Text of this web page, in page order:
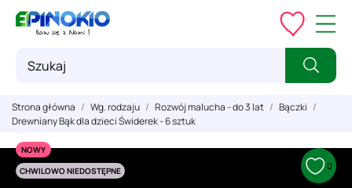
Strona główna Wg. rodzaju Rozwój malucha - do 3 lat
Bączki
Drewniany Bąk dla dzieci Świderek - 6 sztuk
NOWY
CHWILOWO NIEDOSTĘPNE
0